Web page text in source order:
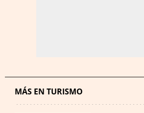
MÁS EN TURISMO